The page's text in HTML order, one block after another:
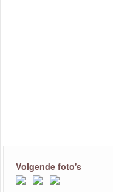
Volgende foto's